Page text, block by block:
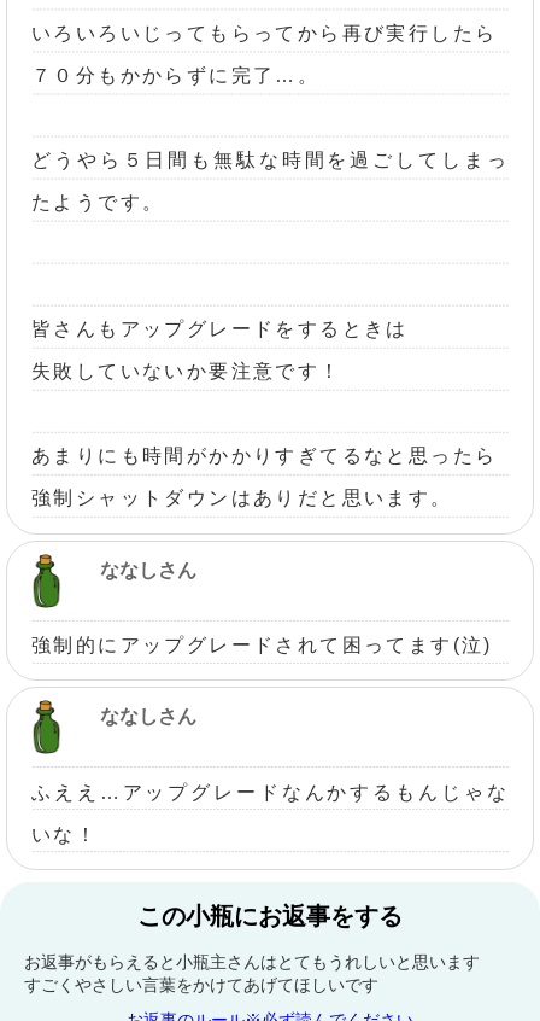
いろいろいじってもらってから再び実行したら
７０分もかからずに完了…。
どうやら５日間も無駄な時間を過ごしてしまっ
たようです。
皆さんもアップグレードをするときは
失敗していないか要注意です！
あまりにも時間がかかりすぎてるなと思ったら
強制シャットダウンはありだと思います。
ななしさん
強制的にアップグレードされて困ってます(泣)
ななしさん
ふええ…アップグレードなんかするもんじゃな
いな！
この小瓶にお返事をする
お返事がもらえると小瓶主さんはとてもうれしいと思います
すごくやさしい言葉をかけてあげてほしいです